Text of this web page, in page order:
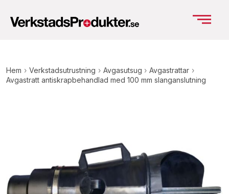
Hem › Verkstadsutrustning › Avgasutsug › Avgastrattar ›
Avgastratt antiskrapbehandlad med 100 mm slanganslutning